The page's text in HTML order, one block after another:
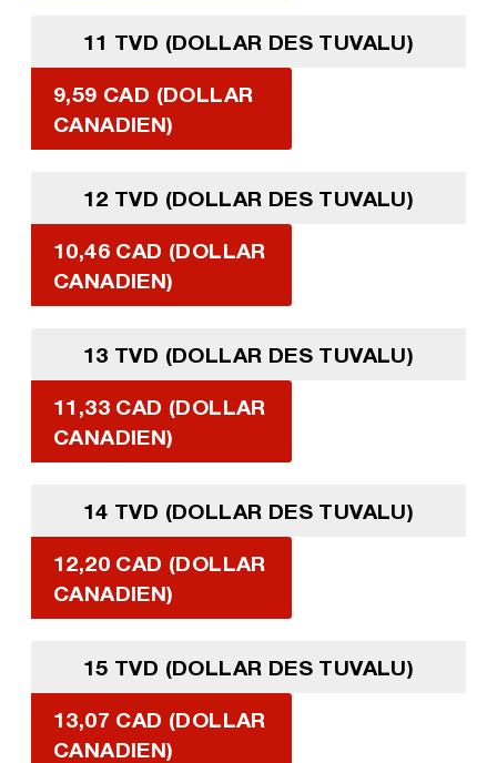
11 TVD (DOLLAR DES TUVALU)
9,59 CAD (DOLLAR
CANADIEN)
12 TVD (DOLLAR DES TUVALU)
10,46 CAD (DOLLAR
CANADIEN)
13 TVD (DOLLAR DES TUVALU)
11,33 CAD (DOLLAR
CANADIEN)
14 TVD (DOLLAR DES TUVALU)
12,20 CAD (DOLLAR
CANADIEN)
15 TVD (DOLLAR DES TUVALU)
13,07 CAD (DOLLAR
CANADIEN)